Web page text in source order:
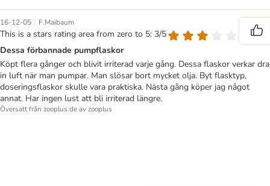
16-12-05 | F.Maibaum
This is a stars rating area from zero to 5: 3/5
Dessa förbannade pumpflaskor
Köpt flera gånger och blivit irriterad varje gång. Dessa flaskor verkar dra
in luft när man pumpar. Man slösar bort mycket olja. Byt flasktyp,
doseringsflaskor skulle vara praktiska. Nästa gång köper jag något
annat. Har ingen lust att bli irriterad längre.
Översatt från zooplus.de av zooplus